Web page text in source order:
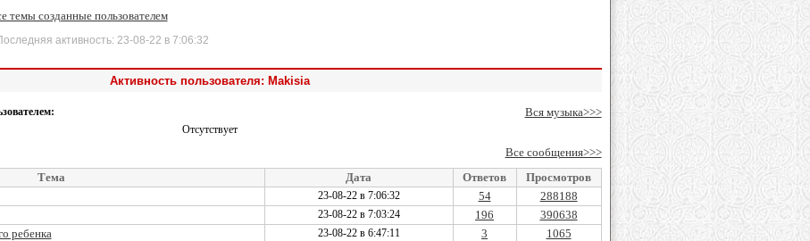
темы созданные пользователем
активность: 23-08-22 в 7:06:32
Активность пользователя: Makisia
Вся музыка>>>
Отсутствует
Все сообщения>>>
Тема
Дата Ответов Просмотров
23-08-22 в 7:06:32 54 288188
23-08-22 в 7:03:24 196 390638
ребенка 23-08-22 в 6:47:11 3 1065